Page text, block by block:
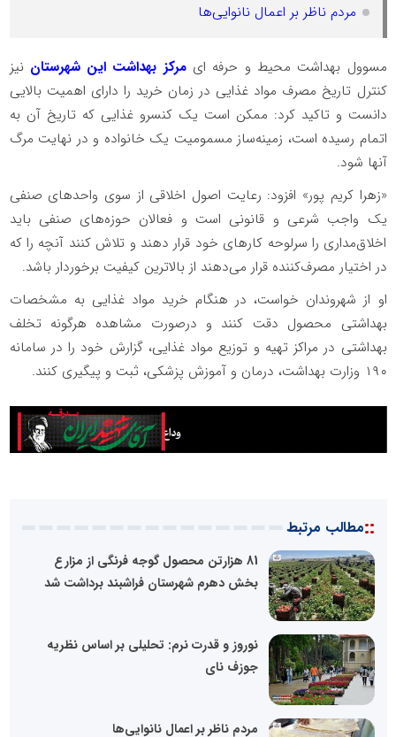
مردم ناظر بر اعمال نانوایی‌ها
مسوول بهداشت محیط و حرفه ای مرکز بهداشت این شهرستان نیز
کنترل تاریخ مصرف مواد غذایی در زمان خرید را دارای اهمیت بالایی
دانست و تاکید کرد: ممکن است یک کنسرو غذایی که تاریخ آن به
اتمام رسیده است، زمینه‌ساز مسمومیت یک خانواده و در نهایت مرگ
آنها شود.
«زهرا کریم پور» افزود: رعایت اصول اخلاقی از سوی واحدهای صنفی
یک واجب شرعی و قانونی است و فعالان حوزه‌های صنفی باید
اخلاق‌مداری را سرلوحه کارهای خود قرار دهند و تلاش کنند آنچه را که
در اختیار مصرف‌کننده قرار می‌دهند از بالاترین کیفیت برخوردار باشد.
او از شهروندان خواست، در هنگام خرید مواد غذایی به مشخصات
بهداشتی محصول دقت کنند و درصورت مشاهده هرگونه تخلف
بهداشتی در مراکز تهیه و توزیع مواد غذایی، گزارش خود را در سامانه
۱۹۰ وزارت بهداشت، درمان و آموزش پزشکی، ثبت و پیگیری کنند.
::مطالب مرتبط
81 هزارتن محصول گوجه فرنگی از مزارع
بخش دهرم شهرستان فراشبند برداشت شد
نوروز و قدرت نرم: تحلیلی بر اساس نظریه
جوزف نای
مردم ناظر بر اعمال نانوایی‌ها